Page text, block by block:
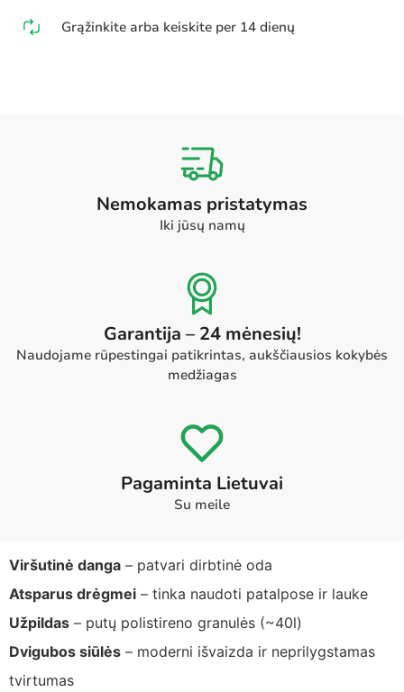
Grąžinkite arba keiskite per 14 dienų
Nemokamas pristatymas
Iki jūsų namų
Garantija – 24 mėnesių!
Naudojame rūpestingai patikrintas, aukščiausios kokybės
medžiagas
Pagaminta Lietuvai
Su meile
Viršutinė danga – patvari dirbtinė oda
Atsparus drėgmei – tinka naudoti patalpose ir lauke
Užpildas – putų polistireno granulės (~40l)
Dvigubos siūlės – moderni išvaizda ir neprilygstamas
tvirtumas